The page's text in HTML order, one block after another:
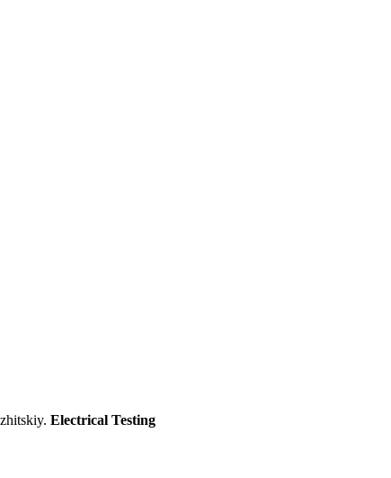
Electrical Testing